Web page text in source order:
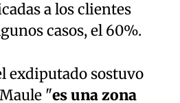
a los clientes
casos, el 60%.
exdiputado sostuvo
"es una zona